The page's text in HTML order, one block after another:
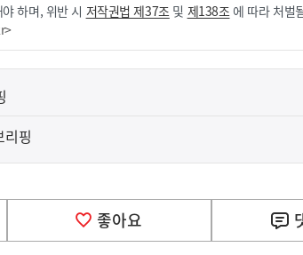
하며, 위반 시 저작권법 제37조 및 제138조 에 따라 처벌
리핑
좋아요